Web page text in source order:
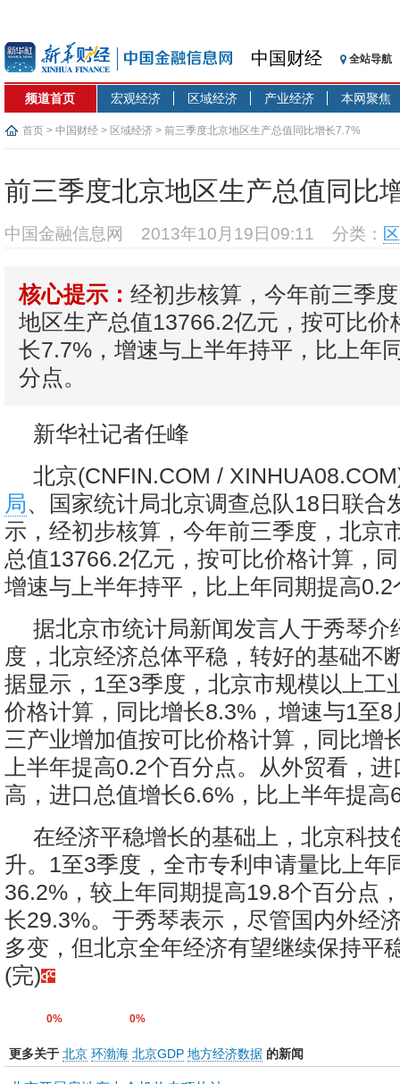
中国财经 全站导航
频道首页 宏观经济 区域经济 产业经济 本网聚焦
首页 > 中国财经 > 区域经济 > 前三季度北京地区生产总值同比增长7.7%
前三季度北京地区生产总值同比
中国金融信息网 2013年10月19日09:11 分类：
核心提示： 经初步核算，今年前三季
地区生产总值13766.2亿元，按可比价
长7.7%，增速与上半年持平，比上年
分点。
新华社记者任峰
北京(CNFIN.COM /
局、国家统计局北京调查总队18日联合
示，经初步核算，今年前三季度，北京
总值13766.2亿元，按可比价格计算，
增速与上半年持平，比上年同期提高0.2
据北京市统计局新闻发言人于秀琴介
度，北京经济总体平稳，转好的基础不
据显示，1至3季度，北京市规模以上工
价格计算，同比增长8.3%，增速与1至
三产业增加值按可比价格计算，同比增
上半年提高0.2个百分点。从外贸看，
高，进口总值增长6.6%，比上半年提高
在经济平稳增长的基础上，北京科技
升。1至3季度，全市专利申请量比上年
36.2%，较上年同期提高19.8个百分点
长29.3%。于秀琴表示，尽管国内外经
多变，但北京全年经济有望继续保持平
(完)
0% 0%
更多关于 北京 环渤海 北京GDP 地方经济数据 的新闻